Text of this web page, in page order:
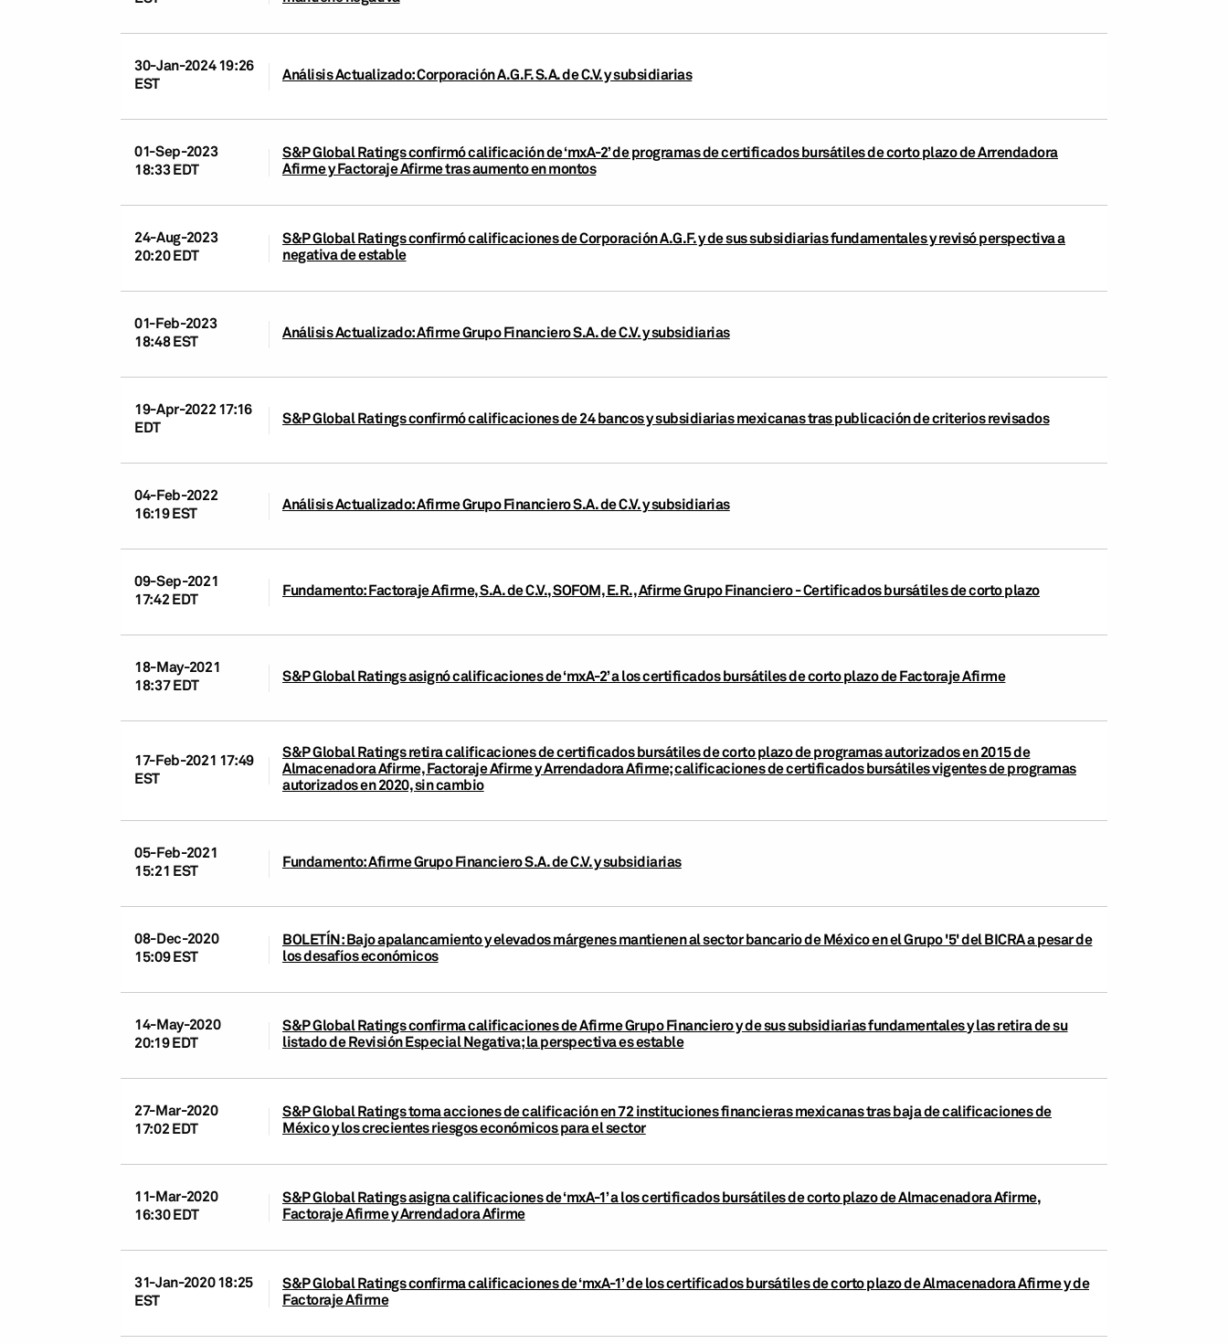
30-Jan-2024 19:26
EST
Análisis Actualizado: Corporación A.G.F. S.A. de C.V. y subsidiarias
01-Sep-2023
18:33 EDT
S&P Global Ratings confirmó calificación de ‘mxA-2’ de programas de certificados bursátiles de corto plazo de Arrendadora
Afirme y Factoraje Afirme tras aumento en montos
24-Aug-2023
20:20 EDT
S&P Global Ratings confirmó calificaciones de Corporación A.G.F. y de sus subsidiarias fundamentales y revisó perspectiva a
negativa de estable
01-Feb-2023
18:48 EST
Análisis Actualizado: Afirme Grupo Financiero S.A. de C.V. y subsidiarias
19-Apr-2022 17:16
EDT
S&P Global Ratings confirmó calificaciones de 24 bancos y subsidiarias mexicanas tras publicación de criterios revisados
04-Feb-2022
16:19 EST
Análisis Actualizado: Afirme Grupo Financiero S.A. de C.V. y subsidiarias
09-Sep-2021
17:42 EDT
Fundamento: Factoraje Afirme, S.A. de C.V., SOFOM, E.R., Afirme Grupo Financiero - Certificados bursátiles de corto plazo
18-May-2021
18:37 EDT
S&P Global Ratings asignó calificaciones de ‘mxA-2’ a los certificados bursátiles de corto plazo de Factoraje Afirme
17-Feb-2021 17:49
EST
S&P Global Ratings retira calificaciones de certificados bursátiles de corto plazo de programas autorizados en 2015 de
Almacenadora Afirme, Factoraje Afirme y Arrendadora Afirme; calificaciones de certificados bursátiles vigentes de programas
autorizados en 2020, sin cambio
05-Feb-2021
15:21 EST
Fundamento: Afirme Grupo Financiero S.A. de C.V. y subsidiarias
08-Dec-2020
15:09 EST
BOLETÍN: Bajo apalancamiento y elevados márgenes mantienen al sector bancario de México en el Grupo '5' del BICRA a pesar de
los desafíos económicos
14-May-2020
20:19 EDT
S&P Global Ratings confirma calificaciones de Afirme Grupo Financiero y de sus subsidiarias fundamentales y las retira de su
listado de Revisión Especial Negativa; la perspectiva es estable
27-Mar-2020
17:02 EDT
S&P Global Ratings toma acciones de calificación en 72 instituciones financieras mexicanas tras baja de calificaciones de
México y los crecientes riesgos económicos para el sector
11-Mar-2020
16:30 EDT
S&P Global Ratings asigna calificaciones de ‘mxA-1’ a los certificados bursátiles de corto plazo de Almacenadora Afirme,
Factoraje Afirme y Arrendadora Afirme
31-Jan-2020 18:25
EST
S&P Global Ratings confirma calificaciones de ‘mxA-1’ de los certificados bursátiles de corto plazo de Almacenadora Afirme y de
Factoraje Afirme